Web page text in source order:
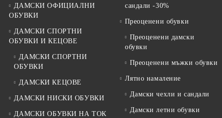
ДАМСКИ ОФИЦИАЛНИ
ОБУВКИ
ДАМСКИ СПОРТНИ
ОБУВКИ И КЕЦОВЕ
ДАМСКИ СПОРТНИ
ОБУВКИ
ДАМСКИ КЕЦОВЕ
ДАМСКИ НИСКИ ОБУВКИ
ДАМСКИ ОБУВКИ НА ТОК
сандали -30%
Преоценени обувки
Преоценени дамски
обувки
Преоценени мъжки обувки
Лятно намаление
Дамски чехли и сандали
Дамски летни обувки